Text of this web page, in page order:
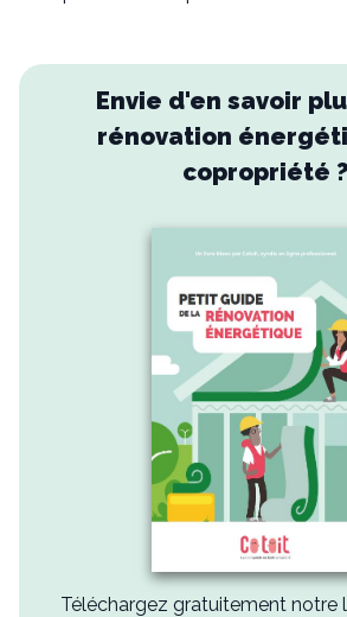
Envie d'en savoir
rénovation
copropriété ?
Téléchargez gratuitement notre